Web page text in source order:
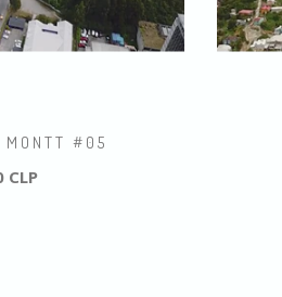
MONTT #05
CLP